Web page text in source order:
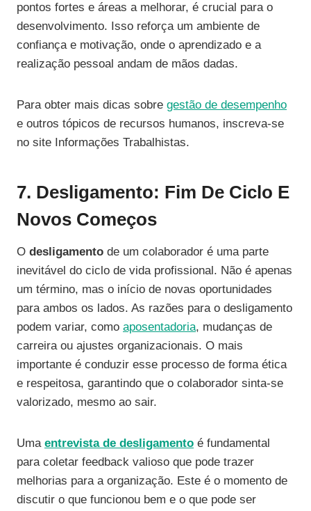
pontos fortes e áreas a melhorar, é crucial para o
desenvolvimento. Isso reforça um ambiente de
confiança e motivação, onde o aprendizado e a
realização pessoal andam de mãos dadas.
Para obter mais dicas sobre gestão de desempenho
e outros tópicos de recursos humanos, inscreva-se
no site Informações Trabalhistas.
7. Desligamento: Fim De Ciclo E
Novos Começos
O desligamento de um colaborador é uma parte
inevitável do ciclo de vida profissional. Não é apenas
um término, mas o início de novas oportunidades
para ambos os lados. As razões para o desligamento
podem variar, como aposentadoria, mudanças de
carreira ou ajustes organizacionais. O mais
importante é conduzir esse processo de forma ética
e respeitosa, garantindo que o colaborador sinta-se
valorizado, mesmo ao sair.
Uma entrevista de desligamento é fundamental
para coletar feedback valioso que pode trazer
melhorias para a organização. Este é o momento de
discutir o que funcionou bem e o que pode ser